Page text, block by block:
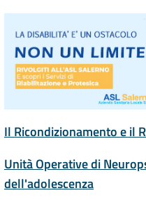
Il Ricondizionamento e il
Unità Operative di
dell'adolescenza